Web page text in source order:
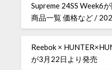
Supreme 24SS Week6
商品一覧 価格など /
Reebok ×
が3月22日より発売